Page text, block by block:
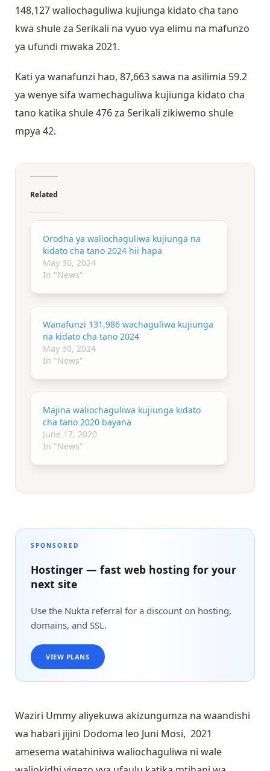
148,127 waliochaguliwa kujiunga kidato cha tano
kwa shule za Serikali na vyuo vya elimu na mafunzo
ya ufundi mwaka 2021.
Kati ya wanafunzi hao, 87,663 sawa na asilimia 59.2
ya wenye sifa wamechaguliwa kujiunga kidato cha
tano katika shule 476 za Serikali zikiwemo shule
mpya 42.
Related
Orodha ya waliochaguliwa kujiunga na
kidato cha tano 2024 hii hapa
May 30, 2024
In "News"
Wanafunzi 131,986 wachaguliwa kujiunga
na kidato cha tano 2024
May 30, 2024
In "News"
Majina waliochaguliwa kujiunga kidato
cha tano 2020 bayana
June 17, 2020
In "News"
SPONSORED
Hostinger — fast web hosting for your
next site
Use the Nukta referral for a discount on hosting,
domains, and SSL.
VIEW PLANS
Waziri Ummy aliyekuwa akizungumza na waandishi
wa habari jijini Dodoma leo Juni Mosi, 2021
amesema watahiniwa waliochaguliwa ni wale